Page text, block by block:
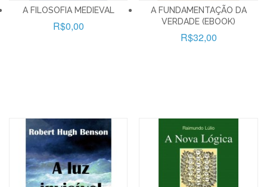
A FILOSOFIA MEDIEVAL
R$0,00
A FUNDAMENTAÇÃO DA
VERDADE (EBOOK)
R$32,00